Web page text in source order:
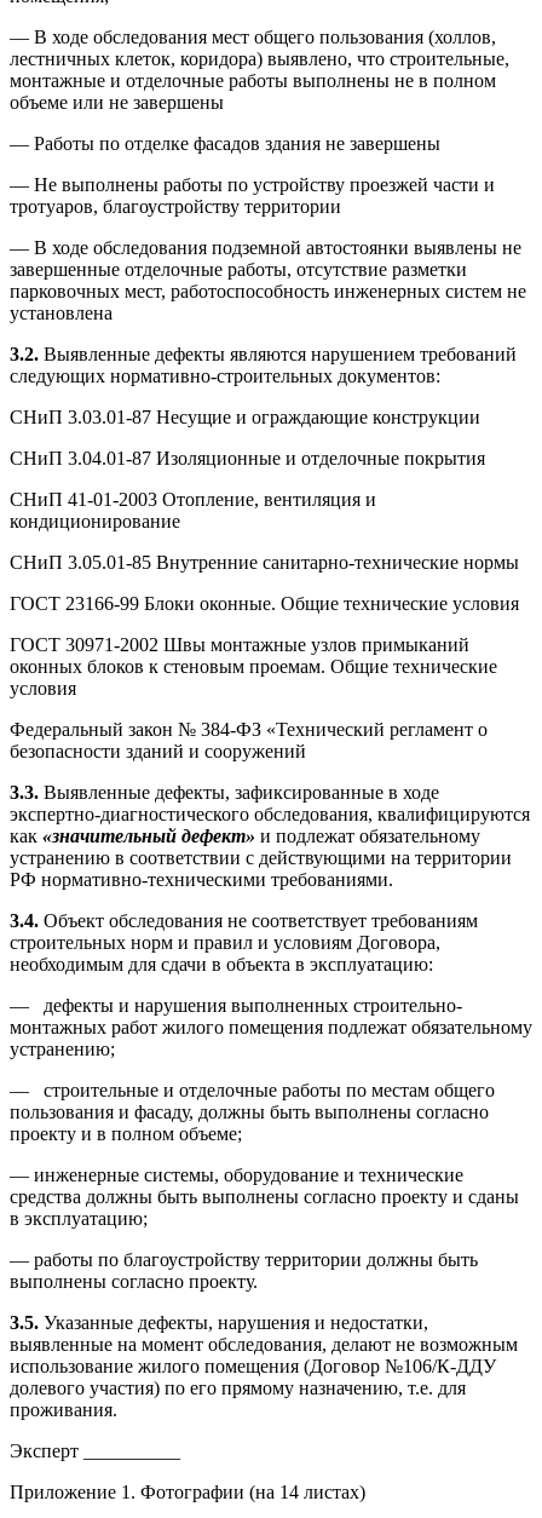
— В ходе обследования мест общего пользования (холлов,
лестничных клеток, коридора) выявлено, что строительные,
монтажные и отделочные работы выполнены не в полном
объеме или не завершены
— Работы по отделке фасадов здания не завершены
— Не выполнены работы по устройству проезжей части и
тротуаров, благоустройству территории
— В ходе обследования подземной автостоянки выявлены не
завершенные отделочные работы, отсутствие разметки
парковочных мест, работоспособность инженерных систем не
установлена
3.2. Выявленные дефекты являются нарушением требований
следующих нормативно-строительных документов:
СНиП 3.03.01-87 Несущие и ограждающие конструкции
СНиП 3.04.01-87 Изоляционные и отделочные покрытия
СНиП 41-01-2003 Отопление, вентиляция и
кондиционирование
СНиП 3.05.01-85 Внутренние санитарно-технические нормы
ГОСТ 23166-99 Блоки оконные. Общие технические условия
ГОСТ 30971-2002 Швы монтажные узлов примыканий
оконных блоков к стеновым проемам. Общие технические
условия
Федеральный закон № 384-ФЗ «Технический регламент о
безопасности зданий и сооружений
3.3. Выявленные дефекты, зафиксированные в ходе
экспертно-диагностического обследования, квалифицируются
как «значительный дефект» и подлежат обязательному
устранению в соответствии с действующими на территории
РФ нормативно-техническими требованиями.
3.4. Объект обследования не соответствует требованиям
строительных норм и правил и условиям Договора,
необходимым для сдачи в объекта в эксплуатацию:
— дефекты и нарушения выполненных строительно-
монтажных работ жилого помещения подлежат обязательному
устранению;
— строительные и отделочные работы по местам общего
пользования и фасаду, должны быть выполнены согласно
проекту и в полном объеме;
— инженерные системы, оборудование и технические
средства должны быть выполнены согласно проекту и сданы
в эксплуатацию;
— работы по благоустройству территории должны быть
выполнены согласно проекту.
3.5. Указанные дефекты, нарушения и недостатки,
выявленные на момент обследования, делают не возможным
использование жилого помещения (Договор №106/К-ДДУ
долевого участия) по его прямому назначению, т.е. для
проживания.
Эксперт __________
Приложение 1. Фотографии (на 14 листах)